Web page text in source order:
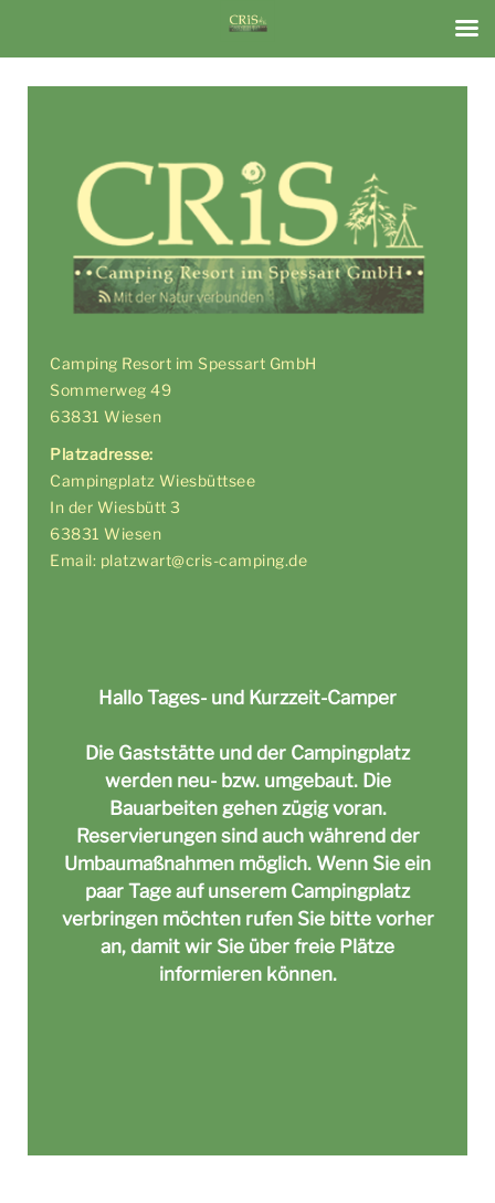
Camping Resort im Spessart GmbH
Sommerweg 49
63831 Wiesen
Platzadresse:
Campingplatz Wiesbüttsee
In der Wiesbütt 3
63831 Wiesen
Email: platzwart@cris-camping.de
Hallo Tages- und Kurzzeit-Camper
Die Gaststätte und der Campingplatz
werden neu- bzw. umgebaut. Die
Bauarbeiten gehen zügig voran.
Reservierungen sind auch während der
Umbaumaßnahmen möglich. Wenn Sie ein
paar Tage auf unserem Campingplatz
verbringen möchten rufen Sie bitte vorher
an, damit wir Sie über freie Plätze
informieren können.